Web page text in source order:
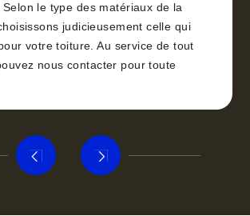
le type des matériaux de la
judicieusement celle qui
votre toiture. Au service de tout
nous contacter pour toute